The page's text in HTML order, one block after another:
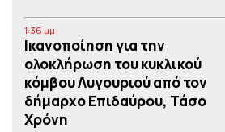
1:36 μμ
Iκανοποίηση για την
ολοκλήρωση του κυκλικού
κόμβου Λυγουριού από τον
δήμαρχο Επιδαύρου, Τάσο
Χρόνη